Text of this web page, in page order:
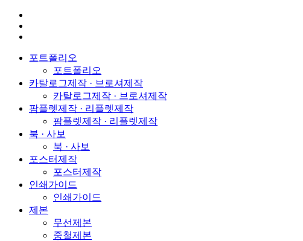
포트폴리오
포트폴리오
카탈로그제작 · 브로셔제작
카탈로그제작 · 브로셔제작
팜플렛제작 · 리플렛제작
팜플렛제작 · 리플렛제작
북 · 사보
북 · 사보
포스터제작
포스터제작
인쇄가이드
인쇄가이드
제본
무선제본
중철제본